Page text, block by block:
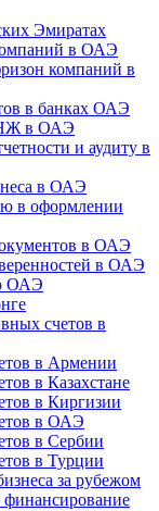
Эмиратах
в ОАЭ
компаний в
в банках ОАЭ
в ОАЭ
и аудиту в
в ОАЭ
в оформлении
в ОАЭ
в ОАЭ
ОАЭ
счетов в
в Армении
в Казахстане
в Киргизии
в ОАЭ
в Сербии
в Турции
за рубежом